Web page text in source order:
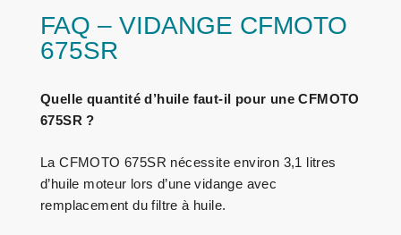
FAQ – VIDANGE CFMOTO
675SR
Quelle quantité d’huile faut-il pour une CFMOTO
675SR ?
La CFMOTO 675SR nécessite environ 3,1 litres
d’huile moteur lors d’une vidange avec
remplacement du filtre à huile.